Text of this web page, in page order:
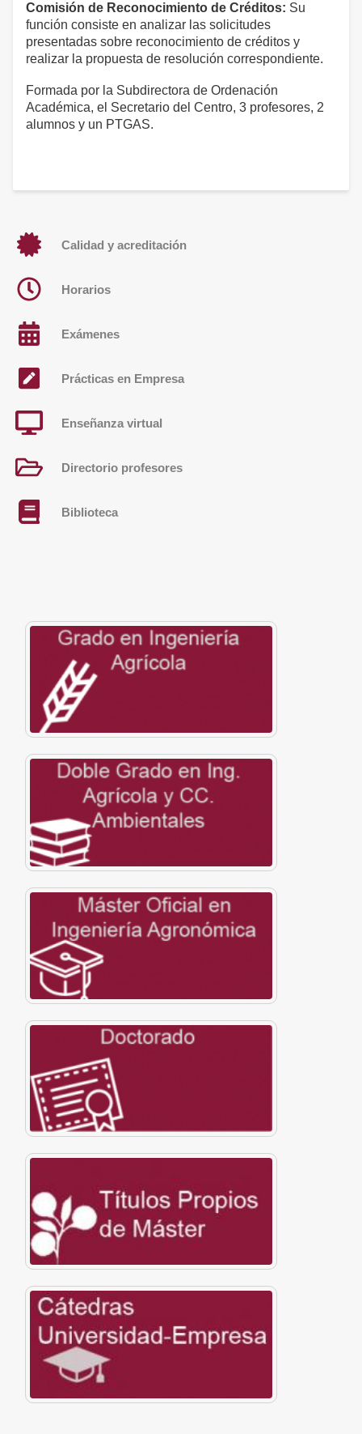
Comisión de Reconocimiento de Créditos: Su
función consiste en analizar las solicitudes
presentadas sobre reconocimiento de créditos y
realizar la propuesta de resolución correspondiente.
Formada por la Subdirectora de Ordenación
Académica, el Secretario del Centro, 3 profesores, 2
alumnos y un PTGAS.
Calidad y acreditación
Horarios
Exámenes
Prácticas en Empresa
Enseñanza virtual
Directorio profesores
Biblioteca